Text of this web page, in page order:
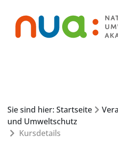
Sie sind hier: Startseite
und Umweltschutz
Kursdetails